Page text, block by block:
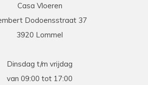
Casa Vloeren
Dodoensstraat 37
3920 Lommel
Dinsdag t/m vrijdag
van 09:00 tot 17:00